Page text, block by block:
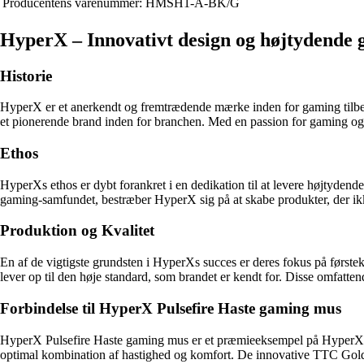
HyperX – Innovativt design og højtydende
Historie
HyperX er et anerkendt og fremtrædende mærke inden for gaming
et pionerende brand inden for branchen. Med en passion for gaming
Ethos
HyperXs ethos er dybt forankret i en dedikation til at levere
gaming-samfundet, bestræber HyperX sig på at skabe produkter, der
Produktion og Kvalitet
En af de vigtigste grundsten i HyperXs succes er deres fokus på
lever op til den høje standard, som brandet er kendt for. Disse
Forbindelse til HyperX Pulsefire Haste gaming mus
HyperX Pulsefire Haste gaming mus er et præmieeksempel på
optimal kombination af hastighed og komfort. De innovative TTC